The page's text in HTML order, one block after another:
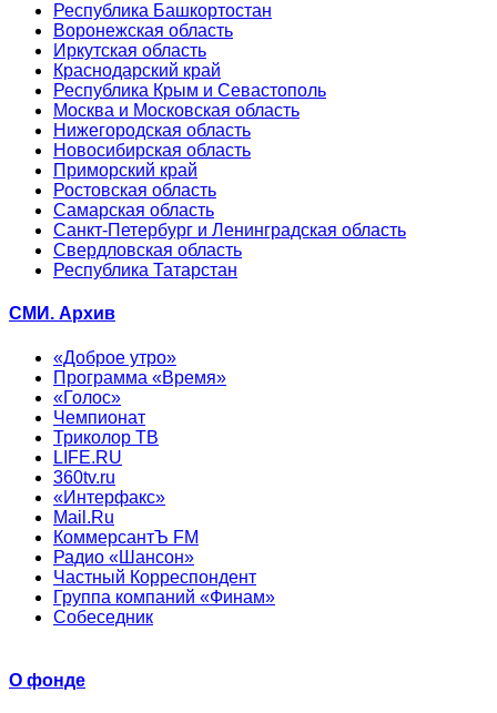
Республика Башкортостан
Воронежская область
Иркутская область
Краснодарский край
Республика Крым и Севастополь
Москва и Московская область
Нижегородская область
Новосибирская область
Приморский край
Ростовская область
Самарская область
Санкт-Петербург и Ленинградская область
Свердловская область
Республика Татарстан
СМИ. Архив
«Доброе утро»
Программа «Время»
«Голос»
Чемпионат
Триколор ТВ
LIFE.RU
360tv.ru
«Интерфакс»
Mail.Ru
КоммерсантЪ FM
Радио «Шансон»
Частный Корреспондент
Группа компаний «Финам»
Собеседник
О фонде